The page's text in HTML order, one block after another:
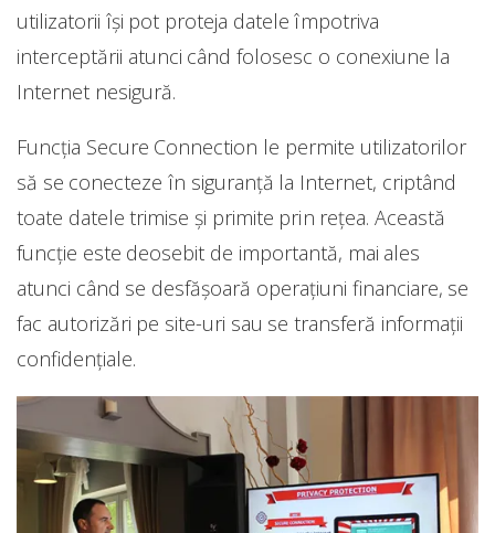
utilizatorii își pot proteja datele împotriva
interceptării atunci când folosesc o conexiune la
Internet nesigură.
Funcția Secure Connection le permite utilizatorilor
să se conecteze în siguranță la Internet, criptând
toate datele trimise și primite prin rețea. Această
funcție este deosebit de importantă, mai ales
atunci când se desfășoară operațiuni financiare, se
fac autorizări pe site-uri sau se transferă informații
confidențiale.